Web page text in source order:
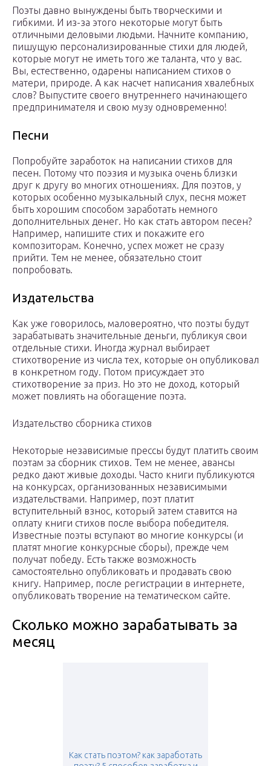
Поэты давно вынуждены быть творческими и
гибкими. И из-за этого некоторые могут быть
отличными деловыми людьми. Начните компанию,
пишущую персонализированные стихи для людей,
которые могут не иметь того же таланта, что у вас.
Вы, естественно, одарены написанием стихов о
матери, природе. А как насчет написания хвалебных
слов? Выпустите своего внутреннего начинающего
предпринимателя и свою музу одновременно!
Песни
Попробуйте заработок на написании стихов для
песен. Потому что поэзия и музыка очень близки
друг к другу во многих отношениях. Для поэтов, у
которых особенно музыкальный слух, песня может
быть хорошим способом заработать немного
дополнительных денег. Но как стать автором песен?
Например, напишите стих и покажите его
композиторам. Конечно, успех может не сразу
прийти. Тем не менее, обязательно стоит
попробовать.
Издательства
Как уже говорилось, маловероятно, что поэты будут
зарабатывать значительные деньги, публикуя свои
отдельные стихи. Иногда журнал выбирает
стихотворение из числа тех, которые он опубликовал
в конкретном году. Потом присуждает это
стихотворение за приз. Но это не доход, который
может повлиять на обогащение поэта.
Издательство сборника стихов
Некоторые независимые прессы будут платить своим
поэтам за сборник стихов. Тем не менее, авансы
редко дают живые доходы. Часто книги публикуются
на конкурсах, организованных независимыми
издательствами. Например, поэт платит
вступительный взнос, который затем ставится на
оплату книги стихов после выбора победителя.
Известные поэты вступают во многие конкурсы (и
платят многие конкурсные сборы), прежде чем
получат победу. Есть также возможность
самостоятельно опубликовать и продавать свою
книгу. Например, после регистрации в интернете,
опубликовать творение на тематическом сайте.
Сколько можно зарабатывать за
месяц
Как стать поэтом? как заработать